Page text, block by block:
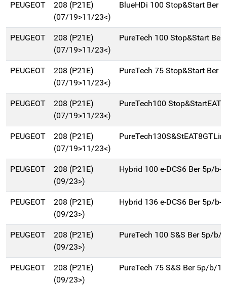
PEUGEOT
208 (P21E)
(07/19>11/23<)
BlueHDi 100 Stop&Start Ber
PEUGEOT
208 (P21E)
(07/19>11/23<)
PureTech 100 Stop&Start
PEUGEOT
208 (P21E)
(07/19>11/23<)
PureTech 75 Stop&Start Ber
PEUGEOT
208 (P21E)
(07/19>11/23<)
PureTech100
PEUGEOT
208 (P21E)
(07/19>11/23<)
PEUGEOT
208 (P21E)
(09/23>)
Hybrid 100 e-DCS6 Ber 5p/b-
PEUGEOT
208 (P21E)
(09/23>)
Hybrid 136 e-DCS6 Ber 5p/b-
PEUGEOT
208 (P21E)
(09/23>)
PureTech 100 S&S Ber 5p/b/
PEUGEOT
208 (P21E)
(09/23>)
PureTech 75 S&S Ber 5p/b/